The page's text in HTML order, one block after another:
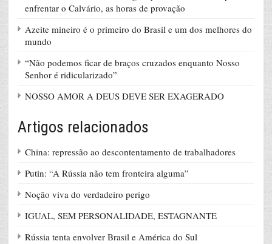
enfrentar o Calvário, as horas de provação
Azeite mineiro é o primeiro do Brasil e um dos melhores do
mundo
“Não podemos ficar de braços cruzados enquanto Nosso
Senhor é ridicularizado”
NOSSO AMOR A DEUS DEVE SER EXAGERADO
Artigos relacionados
China: repressão ao descontentamento de trabalhadores
Putin: “A Rússia não tem fronteira alguma”
Noção viva do verdadeiro perigo
IGUAL, SEM PERSONALIDADE, ESTAGNANTE
Rússia tenta envolver Brasil e América do Sul